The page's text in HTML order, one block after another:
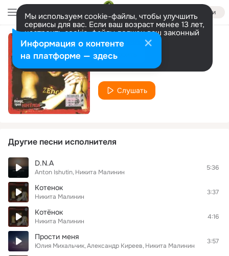
Войти
Мы используем cookie-файлы, чтобы улучшить
сервисы для вас. Если ваш возраст менее 13 лет,
настроить cookie-файлы должен ваш законный
представитель. Больше информации
Разрешить все Настроить
Ey
Никита Малинин
Слушать
Другие песни исполнителя
D.N.A
Anton Ishutin Никита Малинин
5:36
Котенок
Никита Малинин
3:37
Котёнок
Никита Малинин
4:16
Прости меня
Юлия Михальчик Александр Киреев Никита Малинин
3:57
Информация о контенте
на платформе — здесь